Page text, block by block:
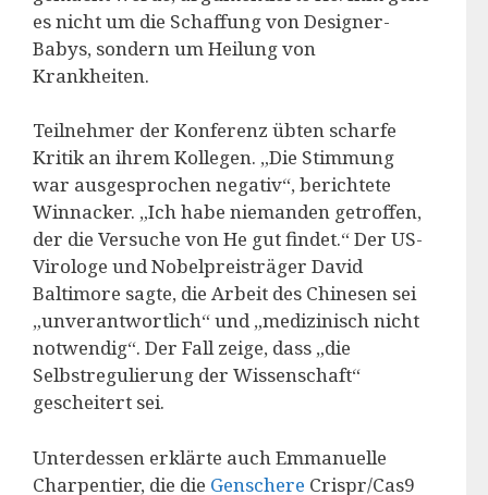
es nicht um die Schaffung von Designer-
Babys, sondern um Heilung von
Krankheiten.
Teilnehmer der Konferenz übten scharfe
Kritik an ihrem Kollegen. „Die Stimmung
war ausgesprochen negativ“, berichtete
Winnacker. „Ich habe niemanden getroffen,
der die Versuche von He gut findet.“ Der US-
Virologe und Nobelpreisträger David
Baltimore sagte, die Arbeit des Chinesen sei
„unverantwortlich“ und „medizinisch nicht
notwendig“. Der Fall zeige, dass „die
Selbstregulierung der Wissenschaft“
gescheitert sei.
Unterdessen erklärte auch Emmanuelle
Charpentier, die die Genschere Crispr/Cas9